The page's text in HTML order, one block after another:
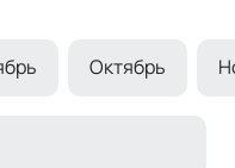
Октябрь